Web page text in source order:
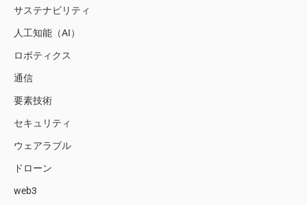
サステナビリティ
人工知能（AI）
ロボティクス
通信
要素技術
セキュリティ
ウェアラブル
ドローン
web3